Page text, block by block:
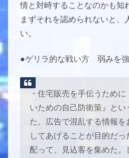
情と対峙することなのかも知
まずそれを認められないと、
い。
●ゲリラ的な戦い方 弱みを
・住宅販売を手伝うため
いための自己防衛策』とい
た。広告で混乱する情報を
してあげることが目的だっ
配って、見込客を集めた。